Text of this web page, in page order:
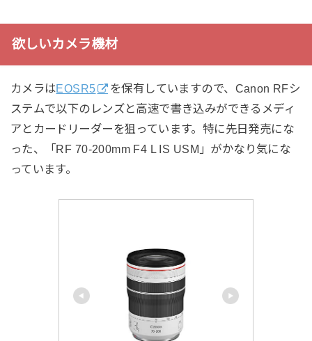
欲しいカメラ機材
カメラはEOSR5
を保有していますので、Canon RFシ
ステムで以下のレンズと高速で書き込みができるメディ
アとカードリーダーを狙っています。特に先日発売にな
った、「RF 70-200mm F4 L IS USM」がかなり気にな
っています。